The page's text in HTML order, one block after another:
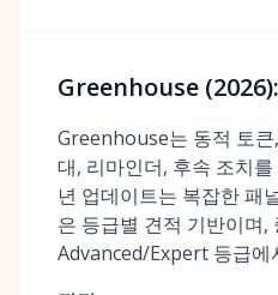
Greenhouse
Greenhouse는 동적 토
대, 리마인더, 후속 조치
년 업데이트는 복잡한 패
은 등급별 견적 기반이며
Advanced/Expert 등급에